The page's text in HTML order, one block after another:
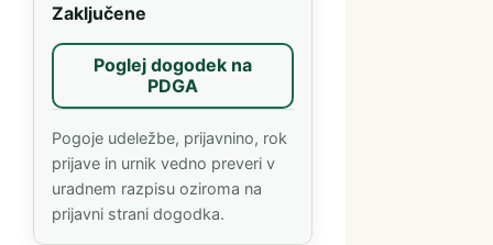
Zaključene
Poglej dogodek na
PDGA(odpre se v novem zavihku)
Pogoje udeležbe, prijavnino, rok
prijave in urnik vedno preveri v
uradnem razpisu oziroma na
prijavni strani dogodka.